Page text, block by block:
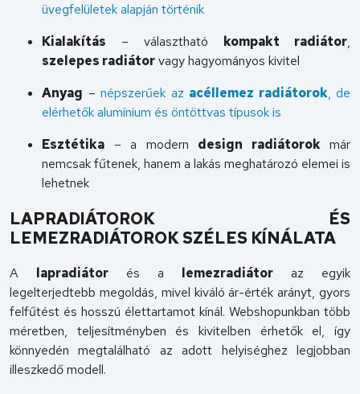
üvegfelületek alapján történik
Kialakítás – választható kompakt radiátor,
szelepes radiátorvagy hagyományos kivitel
Anyag – népszerűek az acéllemez radiátorok, de
elérhetők alumínium és öntöttvas típusok is
Esztétika – a modern design radiátorokmár
nemcsak fűtenek, hanem a lakás meghatározó elemei is
lehetnek
LAPRADIÁTOROK ÉS
LEMEZRADIÁTOROK SZÉLES KÍNÁLATA
A lapradiátor és a lemezradiátor az egyik
legelterjedtebb megoldás, mivel kiváló ár-érték arányt, gyors
felfűtést és hosszú élettartamot kínál. Webshopunkban több
méretben, teljesítményben és kivitelben érhetők el, így
könnyedén megtalálható az adott helyiséghez legjobban
illeszkedő modell.